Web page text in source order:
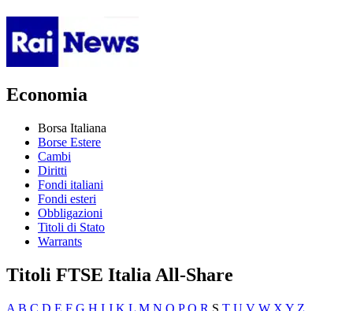
Economia
Borsa Italiana
Borse Estere
Cambi
Diritti
Fondi italiani
Fondi esteri
Obbligazioni
Titoli di Stato
Warrants
Titoli FTSE Italia All-Share
A B C D E F G H I J K L M N O P Q R S T U V W X Y Z